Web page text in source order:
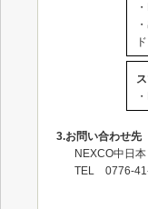
3.お問い合わせ先
NEXCO中日
TEL